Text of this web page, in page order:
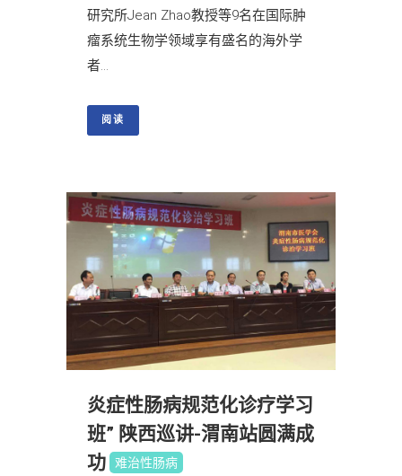
研究所Jean Zhao教授等9名在国际肿
瘤系统生物学领域享有盛名的海外学
者...
阅读
炎症性肠病规范化诊疗学习
班” 陕西巡讲-渭南站圆满成
功
难治性肠病